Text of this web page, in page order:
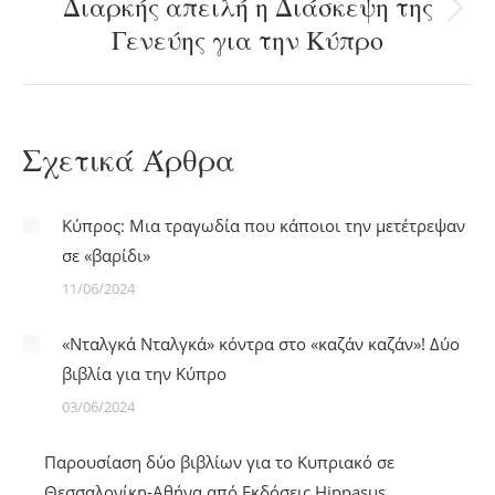
Next
post:
Γενεύης για την Κύπρο
Σχετικά Άρθρα
Κύπρος: Μια τραγωδία που κάποιοι την μετέτρεψαν
σε «βαρίδι»
11/06/2024
«Νταλγκά Νταλγκά» κόντρα στο «καζάν καζάν»! Δύο
βιβλία για την Κύπρο
03/06/2024
Παρουσίαση δύο βιβλίων για το Κυπριακό σε